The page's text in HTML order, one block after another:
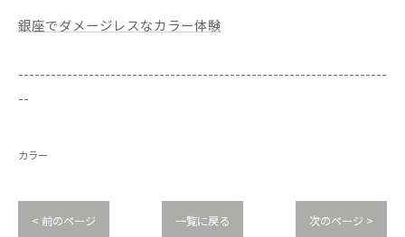
銀座でダメージレスなカラー体験
--------------------------------------------------------------------
--
カラー
< 前のページ 一覧に戻る 次のページ >